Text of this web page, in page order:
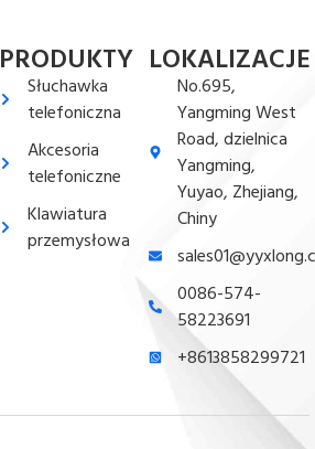
PRODUKTY
Słuchawka
telefoniczna
Akcesoria
telefoniczne
Klawiatura
przemysłowa
LOKALIZACJE
No.695,
Yangming West
Road, dzielnica
Yangming,
Yuyao, Zhejiang,
Chiny
0086-574-
58223691
+8613858299721